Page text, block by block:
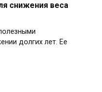
снижения веса
долгих лет. Ее